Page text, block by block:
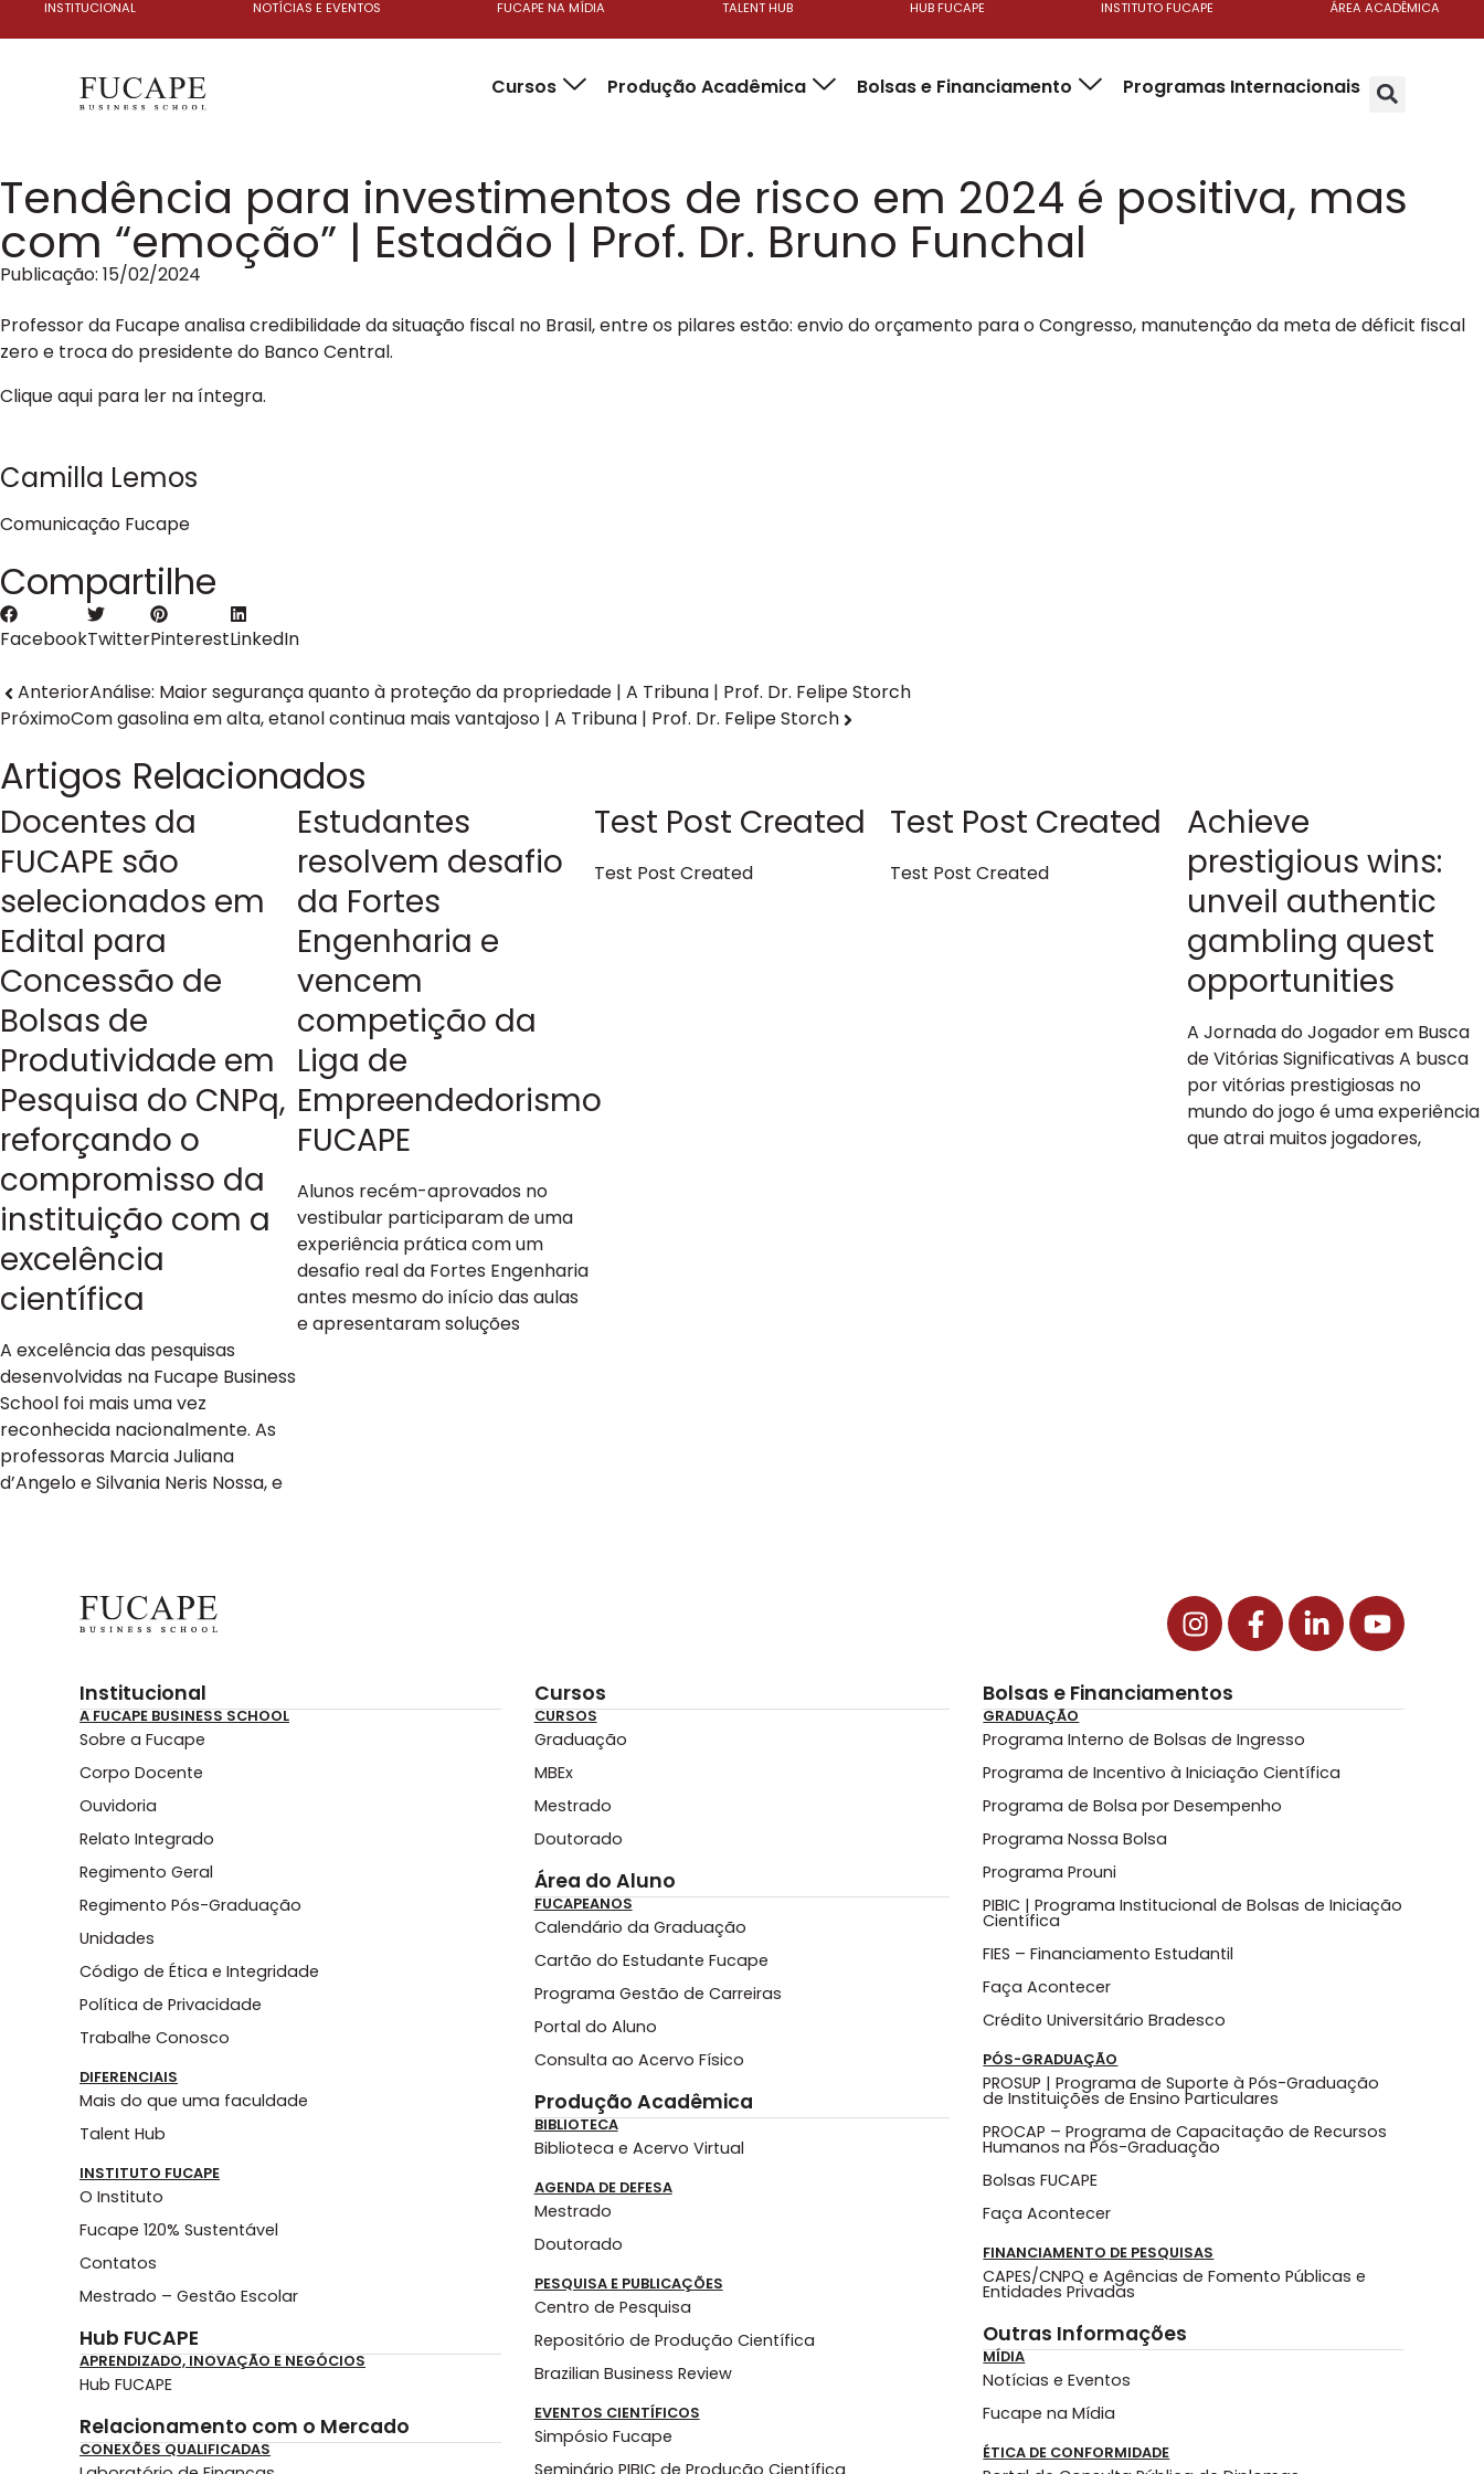
INSTITUCIONAL NOTÍCIAS E EVENTOS FUCAPE NA MÍDIA TALENT HUB HUB FUCAPE INSTITUTO FUCAPE ÁREA ACADÊMICA
Cursos Produção Acadêmica Bolsas e Financiamento Programas Internacionais
Tendência para investimentos de risco em 2024 é positiva, mas
com “emoção” | Estadão | Prof. Dr. Bruno Funchal
Publicação: 15/02/2024
Professor da Fucape analisa credibilidade da situação fiscal no Brasil, entre os pilares estão: envio do orçamento para o Congresso, manutenção da meta de déficit fiscal
zero e troca do presidente do Banco Central.
Clique aqui para ler na íntegra.
Camilla Lemos
Comunicação Fucape
Compartilhe
FacebookTwitterPinterestLinkedIn
AnteriorAnálise: Maior segurança quanto à proteção da propriedade | A Tribuna | Prof. Dr. Felipe Storch
PróximoCom gasolina em alta, etanol continua mais vantajoso | A Tribuna | Prof. Dr. Felipe Storch
Artigos Relacionados
Docentes da
FUCAPE são
selecionados em
Edital para
Concessão de
Bolsas de
Produtividade em
Pesquisa do CNPq,
reforçando o
compromisso da
instituição com a
excelência
científica
A excelência das pesquisas
desenvolvidas na Fucape Business
School foi mais uma vez
reconhecida nacionalmente. As
professoras Marcia Juliana
d’Angelo e Silvania Neris Nossa, e
Estudantes
resolvem desafio
da Fortes
Engenharia e
vencem
competição da
Liga de
Empreendedorismo
FUCAPE
Alunos recém-aprovados no
vestibular participaram de uma
experiência prática com um
desafio real da Fortes Engenharia
antes mesmo do início das aulas
e apresentaram soluções
Test Post Created
Test Post Created
Test Post Created
Test Post Created
Achieve
prestigious wins:
unveil authentic
gambling quest
opportunities
A Jornada do Jogador em Busca
de Vitórias Significativas A busca
por vitórias prestigiosas no
mundo do jogo é uma experiência
que atrai muitos jogadores,
Institucional
A FUCAPE BUSINESS SCHOOL
Sobre a Fucape
Corpo Docente
Ouvidoria
Relato Integrado
Regimento Geral
Regimento Pós-Graduação
Unidades
Código de Ética e Integridade
Política de Privacidade
Trabalhe Conosco
DIFERENCIAIS
Mais do que uma faculdade
Talent Hub
INSTITUTO FUCAPE
O Instituto
Fucape 120% Sustentável
Contatos
Mestrado – Gestão Escolar
Hub FUCAPE
APRENDIZADO, INOVAÇÃO E NEGÓCIOS
Hub FUCAPE
Relacionamento com o Mercado
CONEXÕES QUALIFICADAS
Cursos
CURSOS
Graduação
MBEx
Mestrado
Doutorado
Área do Aluno
FUCAPEANOS
Calendário da Graduação
Cartão do Estudante Fucape
Programa Gestão de Carreiras
Portal do Aluno
Consulta ao Acervo Físico
Produção Acadêmica
BIBLIOTECA
Biblioteca e Acervo Virtual
AGENDA DE DEFESA
Mestrado
Doutorado
PESQUISA E PUBLICAÇÕES
Centro de Pesquisa
Repositório de Produção Científica
Brazilian Business Review
EVENTOS CIENTÍFICOS
Simpósio Fucape
Seminário PIBIC de Produção Científica
Bolsas e Financiamentos
GRADUAÇÃO
Programa Interno de Bolsas de Ingresso
Programa de Incentivo à Iniciação Científica
Programa de Bolsa por Desempenho
Programa Nossa Bolsa
Programa Prouni
PIBIC | Programa Institucional de Bolsas de Iniciação
Científica
FIES – Financiamento Estudantil
Faça Acontecer
Crédito Universitário Bradesco
PÓS-GRADUAÇÃO
PROSUP | Programa de Suporte à Pós-Graduação
de Instituições de Ensino Particulares
PROCAP – Programa de Capacitação de Recursos
Humanos na Pós-Graduação
Bolsas FUCAPE
Faça Acontecer
FINANCIAMENTO DE PESQUISAS
CAPES/CNPQ e Agências de Fomento Públicas e
Entidades Privadas
Outras Informações
MÍDIA
Notícias e Eventos
Fucape na Mídia
ÉTICA DE CONFORMIDADE